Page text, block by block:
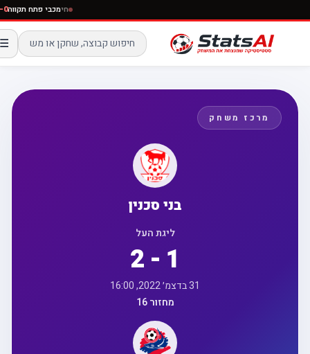
חימכבי פתח
☰
מרכז משחק
בני סכנין
ליגת העל
2 - 1
מחזור 16